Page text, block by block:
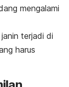
mengalami
terjadi di
harus